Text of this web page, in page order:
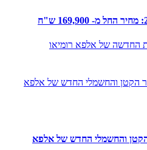
החדשה של אלפא רומיאו
והחשמלי החדש של אלפא